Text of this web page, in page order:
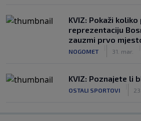
KVIZ: Pokaži
reprezentaciju
zauzmi prvo
NOGOMET 31. mar.
KVIZ: Poznajete li
OSTALI SPORTOVI